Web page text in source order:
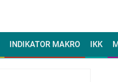
INDIKATOR MAKRO IKK